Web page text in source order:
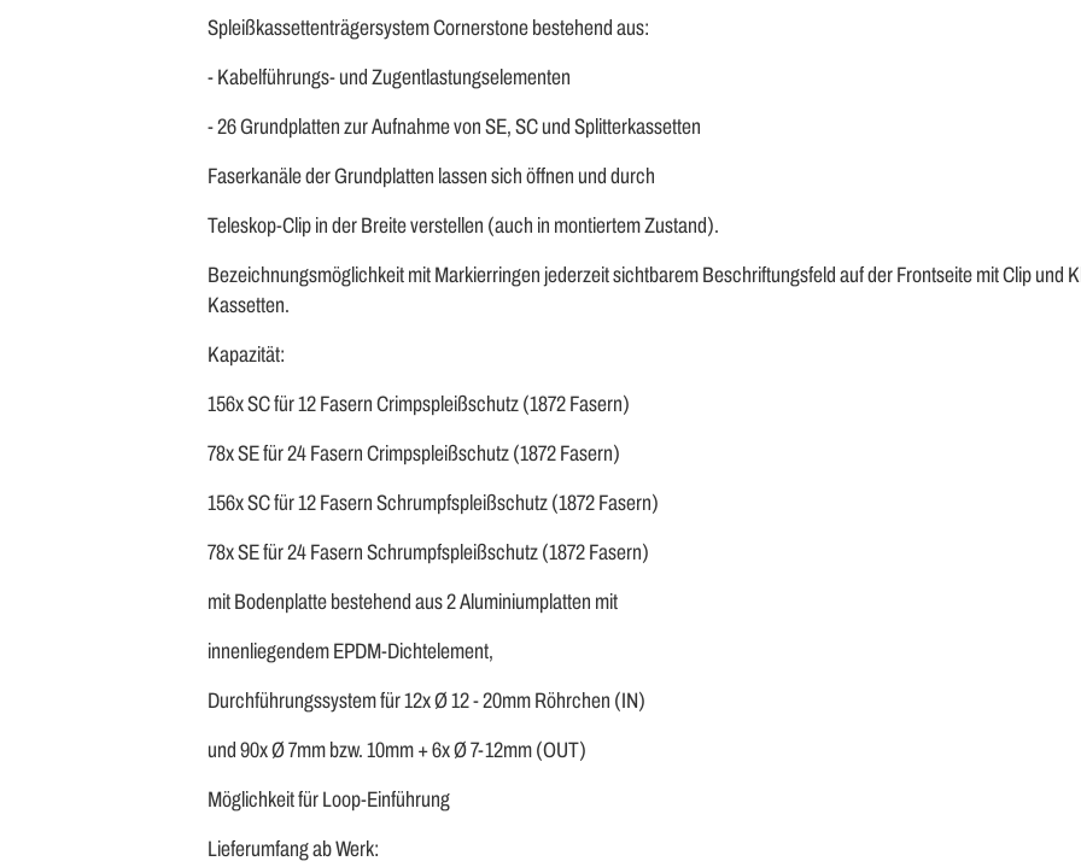
Spleißkassettenträgersystem Cornerstone bestehend aus:
- Kabelführungs- und Zugentlastungselementen
- 26 Grundplatten zur Aufnahme von SE, SC und Splitterkassetten
Faserkanäle der Grundplatten lassen sich öffnen und durch
Teleskop-Clip in der Breite verstellen (auch in montiertem Zustand).
Bezeichnungsmöglichkeit mit Markierringen jederzeit sichtbarem Beschriftungsfeld auf der Frontseite mit Clip und
Kassetten.
Kapazität:
156x SC für 12 Fasern Crimpspleißschutz (1872 Fasern)
78x SE für 24 Fasern Crimpspleißschutz (1872 Fasern)
156x SC für 12 Fasern Schrumpfspleißschutz (1872 Fasern)
78x SE für 24 Fasern Schrumpfspleißschutz (1872 Fasern)
mit Bodenplatte bestehend aus 2 Aluminiumplatten mit
innenliegendem EPDM-Dichtelement,
Durchführungssystem für 12x Ø 12 - 20mm Röhrchen (IN)
und 90x Ø 7mm bzw. 10mm + 6x Ø 7-12mm (OUT)
Möglichkeit für Loop-Einführung
Lieferumfang ab Werk: